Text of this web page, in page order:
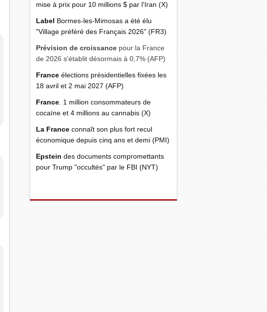
mise à prix pour 10 millions $ par l'Iran (X)
Label Bormes-les-Mimosas a été élu
"Village préféré des Français 2026" (FR3)
Prévision de croissance pour la France
de 2026 s'établit désormais à 0,7% (AFP)
France élections présidentielles fixées les
18 avril et 2 mai 2027 (AFP)
France . 1 million consommateurs de
cocaïne et 4 millions au cannabis (X)
La France connaît son plus fort recul
économique depuis cinq ans et demi (PMI)
Epstein des documents compromettants
pour Trump "occultés" par le FBI (NYT)